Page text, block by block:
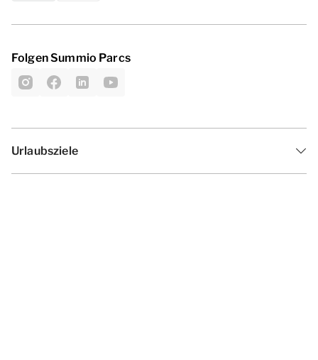
Folgen Summio Parcs
Urlaubsziele